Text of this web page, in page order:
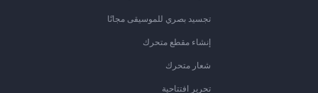
تجسيد بصري للموسيقى مجانًا
إنشاء مقطع متحرك
شعار متحرك
تحرير افتتاحية